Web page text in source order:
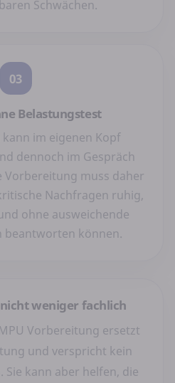
Schwächen.
03
Belastungstest
im eigenen Kopf
dennoch im Gespräch
Vorbereitung muss daher
Nachfragen ruhig,
ohne ausweichende
beantworten können.
weniger fachlich
Vorbereitung ersetzt
und verspricht kein
Sie kann aber helfen, die